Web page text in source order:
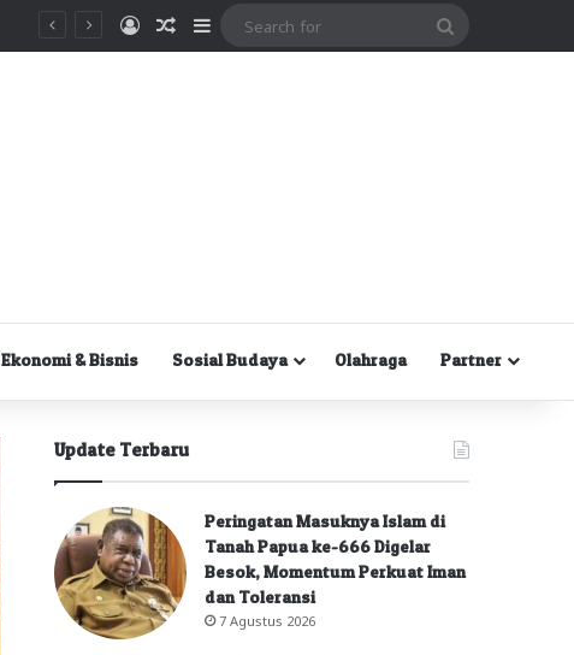
MasukRandom Article
Sidebar
Ekonomi & Bisnis Sosial Budaya Olahraga Partner
Update Terbaru
Peringatan Masuknya Islam di
Tanah Papua ke-666 Digelar
Besok, Momentum Perkuat Iman
dan Toleransi
7 Agustus 2026